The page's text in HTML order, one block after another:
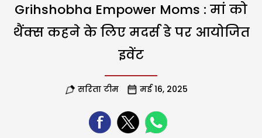
Grihshobha Empower Moms : मां को
थैंक्स कहने के लिए मदर्स डे पर आयोजित
इवेंट
सरिता टीम मई 16, 2025